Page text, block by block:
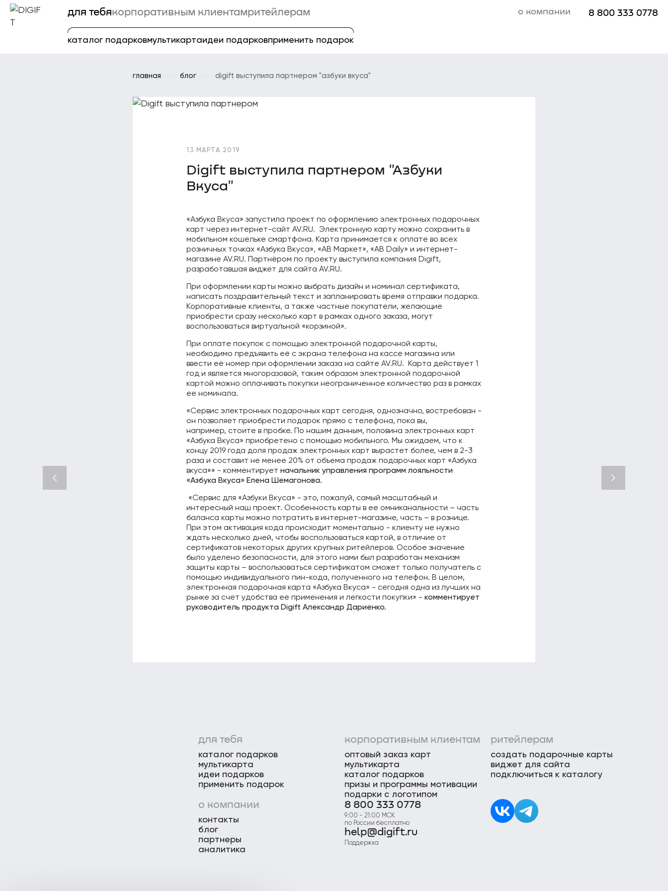
для тебя
каталог подарковмультикартаидеи подарковприменить подарок
корпоративным клиентамритейлерам о компании 8 800 333 0778
главная блог digift выступила партнером "азбуки вкуса"
13 МАРТА 2019
Digift выступила партнером "Азбуки
Вкуса"
«Азбука Вкуса» запустила проект по оформлению электронных подарочных
карт через интернет-сайт AV.RU. Электронную карту можно сохранить в
мобильном кошельке смартфона. Карта принимается к оплате во всех
розничных точках «Азбука Вкуса», «АВ Маркет», «AB Daily» и интернет-
магазине AV.RU. Партнёром по проекту выступила компания Digift,
разработавшая виджет для сайта AV.RU.
При оформлении карты можно выбрать дизайн и номинал сертификата,
написать поздравительный текст и запланировать время отправки подарка.
Корпоративные клиенты, а также частные покупатели, желающие
приобрести сразу несколько карт в рамках одного заказа, могут
воспользоваться виртуальной «корзиной».
При оплате покупок с помощью электронной подарочной карты,
необходимо предъявить её с экрана телефона на кассе магазина или
ввести её номер при оформлении заказа на сайте AV.RU. Карта действует 1
год и является многоразовой, таким образом электронной подарочной
картой можно оплачивать покупки неограниченное количество раз в рамках
ее номинала.
«Сервис электронных подарочных карт сегодня, однозначно, востребован -
он позволяет приобрести подарок прямо с телефона, пока вы,
например, стоите в пробке. По нашим данным, половина электронных карт
«Азбука Вкуса» приобретено с помощью мобильного. Мы ожидаем, что к
концу 2019 года доля продаж электронных карт вырастет более, чем в 2-3
раза и составит не менее 20% от объема продаж подарочных карт «Азбука
вкуса»» - комментирует начальник управления программ лояльности
«Азбука Вкуса» Елена Шемагонова.
«Сервис для «Азбуки Вкуса» - это, пожалуй, самый масштабный и
интересный наш проект. Особенность карты в ее омниканальности – часть
баланса карты можно потратить в интернет-магазине, часть – в рознице.
При этом активация кода происходит моментально - клиенту не нужно
ждать несколько дней, чтобы воспользоваться картой, в отличие от
сертификатов некоторых других крупных ритейлеров. Особое значение
было уделено безопасности, для этого нами был разработан механизм
защиты карты – воспользоваться сертификатом сможет только получатель с
помощью индивидуального пин-кода, полученного на телефон. В целом,
электронная подарочная карта «Азбука Вкуса» - сегодня одна из лучших на
рынке за счет удобства ее применения и легкости покупки» - комментирует
руководитель продукта Digift Александр Дариенко.
для тебя
каталог подарков
мультикарта
идеи подарков
применить подарок
корпоративным клиентам
оптовый заказ карт
мультикарта
каталог подарков
призы и программы мотивации
подарки с логотипом
ритейлерам
создать подарочные карты
виджет для сайта
подключиться к каталогу
о компании
контакты
блог
партнеры
аналитика
8 800 333 0778
9:00 - 21:00 МСК
по России бесплатно
help@digift.ru
Поддержка